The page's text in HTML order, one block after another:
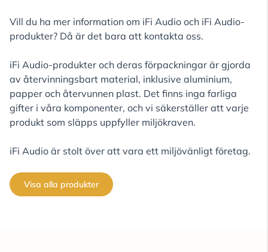
Vill du ha mer information om iFi Audio och iFi Audio-
produkter? Då är det bara att kontakta oss.
iFi Audio-produkter och deras förpackningar är gjorda
av återvinningsbart material, inklusive aluminium,
papper och återvunnen plast. Det finns inga farliga
gifter i våra komponenter, och vi säkerställer att varje
produkt som släpps uppfyller miljökraven.
iFi Audio är stolt över att vara ett miljövänligt företag.
Visa alla produkter